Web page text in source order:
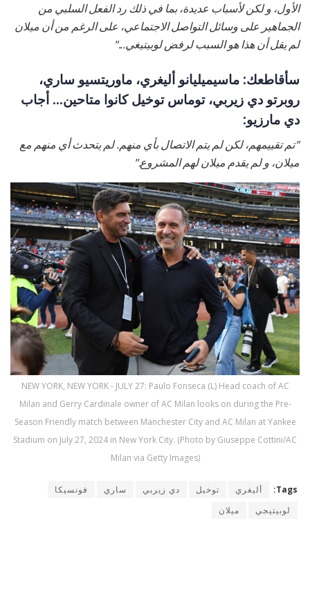
الأول، و لكن لأسباب عديدة، بما في ذلك رد الفعل السلبي من
الجماهير على وسائل التواصل الاجتماعي، على الرغم من أن ميلان
لم يقل أن هذا هو السبب لرفض لوبيتيغي..."
سأقاطعك: ماسيميليانو أليغري، ماوريتسيو ساري،
روبرتو دي زيربي، توماس توخيل كانوا متاحين... أجاب
دي مارزيو:
"تم تقييمهم، لكن لم يتم الاتصال بأي منهم. لم يتحدث أي منهم مع
ميلان، و لم يقدم ميلان لهم المشروع."
NEW YORK, NEW YORK - JULY 27: Paulo Fonseca (L) Head coach of AC
Milan and Gerry Cardinale owner of AC Milan looks on during the Pre-
Season Friendly match between Manchester City and AC Milan at Yankee
Stadium on July 27, 2024 in New York City. (Photo by Giuseppe Cottini/AC
Milan via Getty Images)
Tags: أليغري توخيل دي زيربي ساري
فونسيكا
لوبيتيجي
ميلان